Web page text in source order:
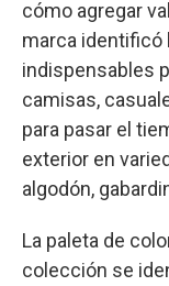
cómo agregar
marca
indispensables
camisas,
para pasar el
exterior en
algodón,
La paleta de
colección se